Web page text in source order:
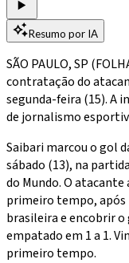
Resumo por IA
SÃO PAULO, SP
contratação do
segunda-feira (15). A
de jornalismo
Saibari marcou o gol
sábado (13), na
do Mundo. O
primeiro tempo, após
brasileira e encobrir
empatado em 1 a 1.
primeiro tempo.